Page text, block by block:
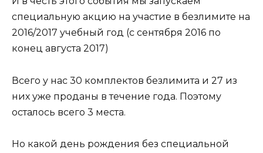
специальную акцию на участие в безлимите на
2016/2017 учебный год (с сентября 2016 по
конец августа 2017)
Всего у нас 30 комплектов безлимита и 27 из
них уже проданы в течение года. Поэтому
осталось всего 3 места.
Но какой день рождения без специальной